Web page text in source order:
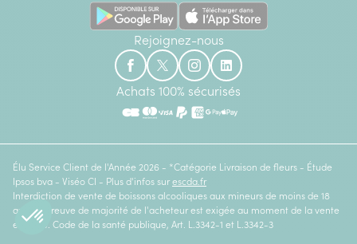
Rejoignez-nous
Achats 100% sécurisés
Élu Service Client de l'Année 2026 - *Catégorie Livraison de fleurs - Étude
Ipsos bva - Viséo CI - Plus d'infos sur escda.fr
Interdiction de vente de boissons alcooliques aux mineurs de moins de 18
ans. La preuve de majorité de l'acheteur est exigée au moment de la vente
en ligne. Code de la santé publique, Art. L.3342-1 et L.3342-3